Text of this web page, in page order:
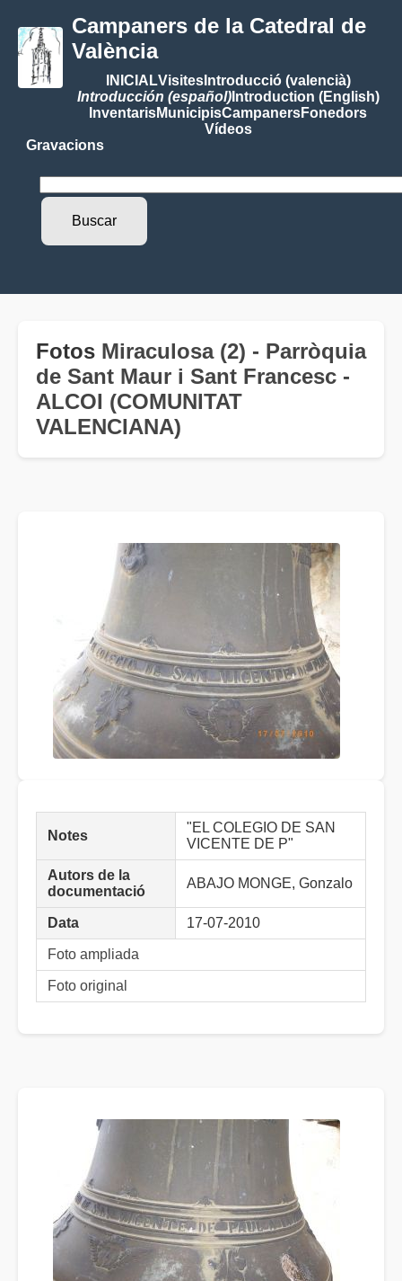
Campaners de la Catedral de
València
INICIALVisitesIntroducció (valencià)
Introducción (español)Introduction (English)
InventarisMunicipisCampanersFonedors
Vídeos
Gravacions
Fotos Miraculosa (2) - Parròquia
de Sant Maur i Sant Francesc -
ALCOI (COMUNITAT
VALENCIANA)
Notes
"EL COLEGIO DE SAN
VICENTE DE P"
Autors de la
documentació
ABAJO MONGE, Gonzalo
Data 17-07-2010
Foto ampliada
Foto original